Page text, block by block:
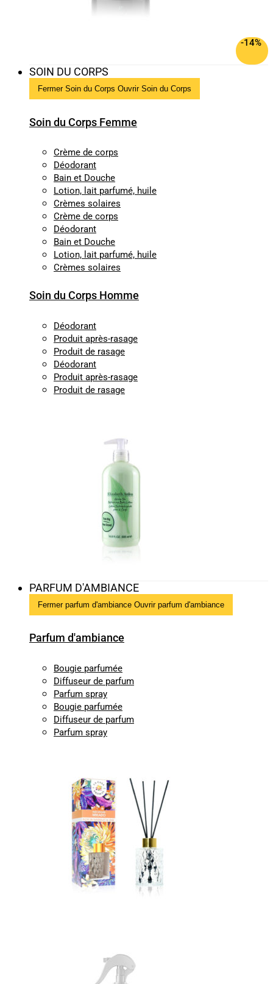
-14%
SOIN DU CORPS
Fermer Soin du Corps Ouvrir Soin du Corps
Soin du Corps Femme
Crème de corps
Déodorant
Bain et Douche
Lotion, lait parfumé, huile
Crèmes solaires
Crème de corps
Déodorant
Bain et Douche
Lotion, lait parfumé, huile
Crèmes solaires
Soin du Corps Homme
Déodorant
Produit après-rasage
Produit de rasage
Déodorant
Produit après-rasage
Produit de rasage
PARFUM D'AMBIANCE
Fermer parfum d'ambiance Ouvrir parfum d'ambiance
Parfum d'ambiance
Bougie parfumée
Diffuseur de parfum
Parfum spray
Bougie parfumée
Diffuseur de parfum
Parfum spray